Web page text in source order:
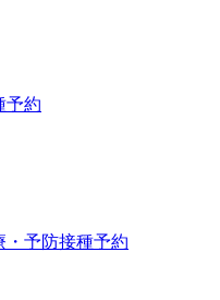
予約
・予防接種予約